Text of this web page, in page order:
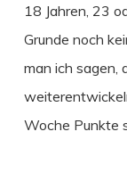
18 Jahren, 23
Grunde noch
man ich sagen,
Woche Punkte